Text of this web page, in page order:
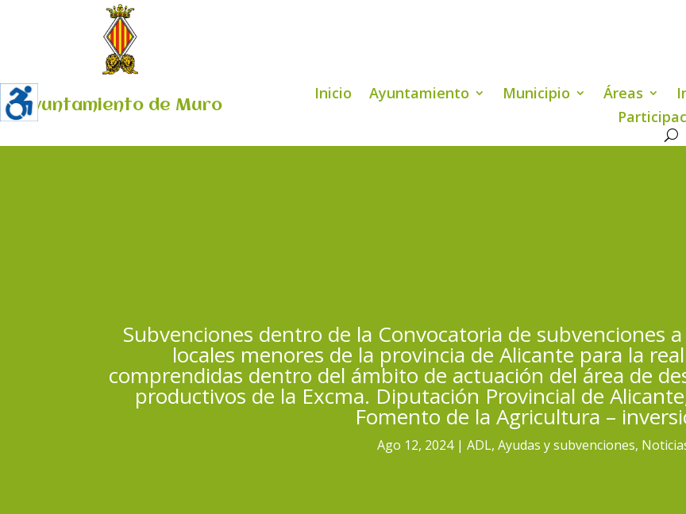
Ayuntamiento de Muro
Inicio Ayuntamiento Municipio Áreas
Subvenciones dentro de la Convocatoria de subvenciones
locales menores de la provincia de Alicante para la
comprendidas dentro del ámbito de actuación del área de
productivos de la Excma. Diputación Provincial de
Fomento de la Agricultura –
Ago 12, 2024 ADL, Ayudas y subvenciones,